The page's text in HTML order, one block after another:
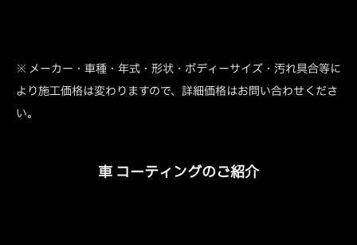
※ メーカー・車種・年式・形状・ボディーサイズ・汚れ具合等に
より施工価格は変わりますので、詳細価格はお問い合わせくださ
い。
車 コーティングのご紹介